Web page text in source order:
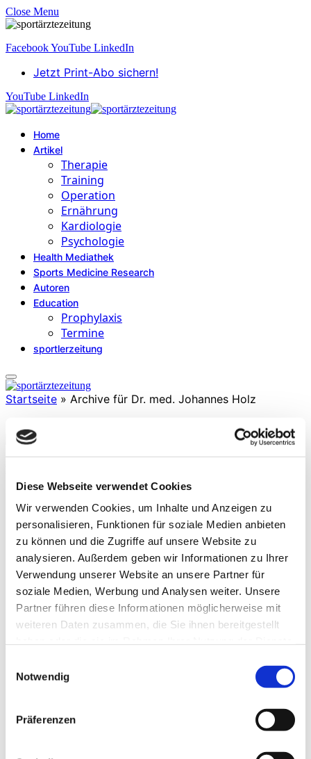
Diese Webseite verwendet Cookies
Wir verwenden Cookies, um Inhalte und Anzeigen zu
personalisieren, Funktionen für soziale Medien anbieten
zu können und die Zugriffe auf unsere Website zu
analysieren. Außerdem geben wir Informationen zu Ihrer
Verwendung unserer Website an unsere Partner für
soziale Medien, Werbung und Analysen weiter. Unsere
Partner führen diese Informationen möglicherweise mit
weiteren Daten zusammen, die Sie ihnen bereitgestellt
Notwendig
Präferenzen
Close Menu
FacebookYouTube LinkedIn
Jetzt Print-Abo sichern!
YouTube LinkedIn
Home
Artikel
Therapie
Training
Operation
Ernährung
Kardiologie
Psychologie
Health Mediathek
Sports Medicine Research
Autoren
Education
Prophylaxis
Termine
sportlerzeitung
Startseite » Archive für Dr. med. Johannes Holz
ist im OrthoCentrum Hamburg sowie der Klinik Manhagen tätig.
Sein operativer Schwerpunkt liegt in der rekonstruktiven
Kniechirurgie, wobei er sich seit langem mit der Behandlung von
fokalen Knorpelschäden beschäftigt. Er verfügt über jahrelange
sportmedizinische Erfahrung durch die Betreuung von Bundesliga-
Profimannschaften.
Beiträge